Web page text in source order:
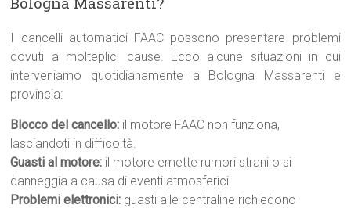
I cancelli automatici FAAC possono presentare problemi
dovuti a molteplici cause. Ecco alcune situazioni in cui
interveniamo quotidianamente a Bologna Massarenti e
provincia:
Blocco del cancello: il motore FAAC non funziona,
lasciandoti in difficoltà.
Guasti al motore: il motore emette rumori strani o si
danneggia a causa di eventi atmosferici.
Problemi elettronici: guasti alle centraline richiedono